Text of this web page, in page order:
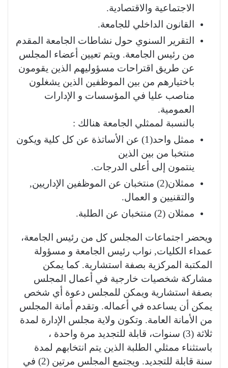
الاجتماعية والاقتصادية.
القانون الداخلي للجامعة.
التقرير السنوي حول نشاطات الجامعة المقدم
من رئيس الجامعة. ويتم تعيين أعضاء المجلس
عن طريق اقتراحات مسؤوليهم الذين يقومون
باختيارهم من بين الموظفين الذين يشغلون
مناصب عليا في المؤسسات و اﻹدارات
العمومية.
بالنسبة لممثلي الجامعة هنالك :
ممثل واحد(1) عن الأساتذة عن كل كلية ويكون
منتخبا من بين الذين
ينتمون إلى أعلى الدرجات.
ممثلان(2) منتخبان عن الموظفين اﻹداريين,
والتقنيين و العمال.
ممثلان (2) منتخبان عن الطلبة.
ويحضر اجتماعات المجلس كل من رئيس الجامعة،
عمداء الكليات, نواب رئيس الجامعة و مسؤولة
المكتبة المركزية بصفة استشارية. كما يمكن
مشاركة شخصيات خارجية في أعمال المجلس
بصفة استشارية ويمكن للمجلس دعوة أي شخص
يمكن أن يساعده في أعماله. وتقدم أمانة المجلس
من الأمانة العامة. وتكون ولاية مجلس الإدارة لمدة
ثلاثة (3) سنوات، قابلة للتجديد مرة واحدة ،
باستثناء ممثلي الطلبة الذين يتم انتخابهم لمدة
سنة قابلة للتجديد. ويجتمع المجلس مرتين (2) في